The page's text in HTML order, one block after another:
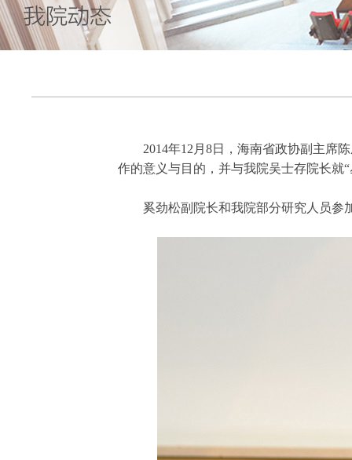
2014年12月8日，海南省政协副主席
作的意义与目的，并与我院吴士存院长就
奚劲松副院长和我院部分研究人员参